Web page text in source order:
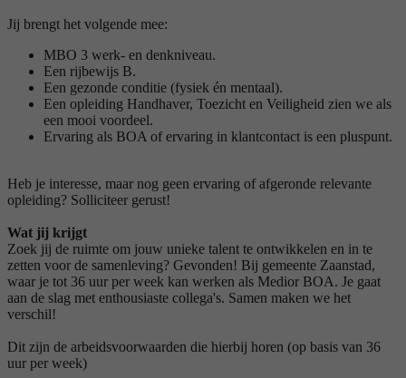
Jij brengt het volgende mee:
MBO 3 werk- en denkniveau.
Een rijbewijs B.
Een gezonde conditie (fysiek én mentaal).
Een opleiding Handhaver, Toezicht en Veiligheid zien we als
een mooi voordeel.
Ervaring als BOA of ervaring in klantcontact is een pluspunt.
Heb je interesse, maar nog geen ervaring of afgeronde relevante
opleiding? Solliciteer gerust!
Wat jij krijgt
Zoek jij de ruimte om jouw unieke talent te ontwikkelen en in te
zetten voor de samenleving? Gevonden! Bij gemeente Zaanstad,
waar je tot 36 uur per week kan werken als Medior BOA. Je gaat
aan de slag met enthousiaste collega's. Samen maken we het
verschil!
Dit zijn de arbeidsvoorwaarden die hierbij horen (op basis van 36
uur per week)